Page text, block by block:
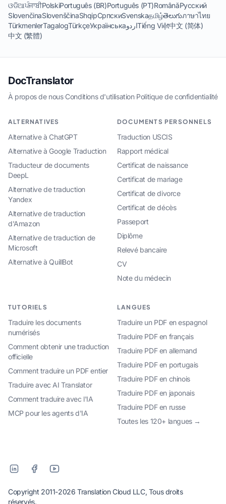
ଓଡିଆਪੰਜਾਬੀPolskiPortuguês (BR)Português (PT)RomânăРусский
SlovenčinaSlovenščinaShqipСрпскиSvenskaதமிழ்తెలుగుภาษาไทย
TürkmenlerTagalogTürkçeУкраїнськаاردوTiếng Việt中文 (简体)
中文 (繁體)
DocTranslator
À propos de nous·Conditions d'utilisation·Politique de confidentialité
ALTERNATIVES
Alternative à ChatGPT
Alternative à Google Traduction
Traducteur de documents
DeepL
Alternative de traduction
Yandex
Alternative de traduction
d'Amazon
Alternative de traduction de
Microsoft
Alternative à QuillBot
DOCUMENTS PERSONNELS
Traduction USCIS
Rapport médical
Certificat de naissance
Certificat de mariage
Certificat de divorce
Certificat de décès
Passeport
Diplôme
Relevé bancaire
CV
Note du médecin
TUTORIELS
Traduire les documents
numérisés
Comment obtenir une traduction
officielle
Comment traduire un PDF entier
Traduire avec AI Translator
Comment traduire avec l'IA
MCP pour les agents d'IA
LANGUES
Traduire un PDF en espagnol
Traduire PDF en français
Traduire PDF en allemand
Traduire PDF en portugais
Traduire PDF en chinois
Traduire PDF en japonais
Traduire PDF en russe
Toutes les 120+ langues →
Copyright 2011-2026 Translation Cloud LLC, Tous droits
réservés.